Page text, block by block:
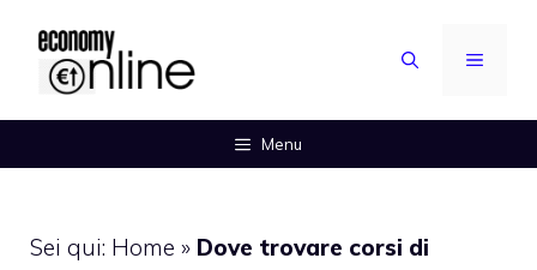
contenuto
MENU
Menu
Sei qui: Home » Dove trovare corsi di